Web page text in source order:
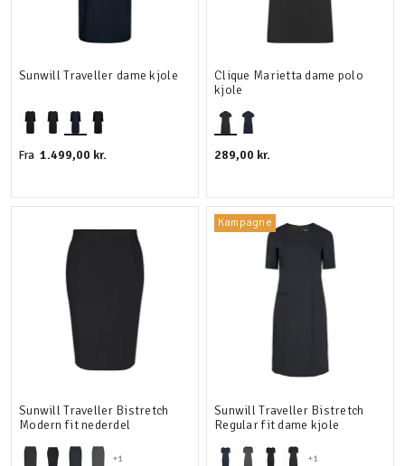
Sunwill Traveller dame kjole
Fra 1.499,00 kr.
Clique Marietta dame polo
kjole
289,00 kr.
+1
Sunwill Traveller Bistretch
Modern fit nederdel
Kampagne
+1
Sunwill Traveller Bistretch
Regular fit dame kjole